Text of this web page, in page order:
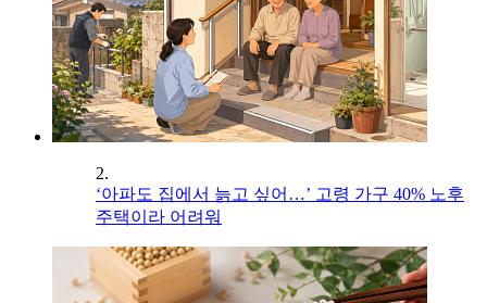
2.
‘아파도 집에서 늙고 싶어…’ 고령 가구 40% 노후
주택이라 어려워